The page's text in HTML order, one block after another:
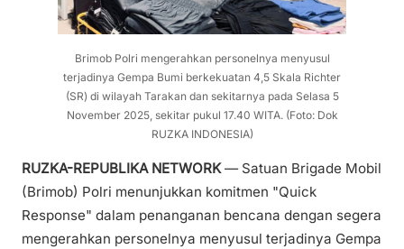
Brimob Polri mengerahkan personelnya menyusul
terjadinya Gempa Bumi berkekuatan 4,5 Skala Richter
(SR) di wilayah Tarakan dan sekitarnya pada Selasa 5
November 2025, sekitar pukul 17.40 WITA. (Foto: Dok
RUZKA INDONESIA)
RUZKA-REPUBLIKA NETWORK— Satuan Brigade Mobil
(Brimob) Polri menunjukkan komitmen "Quick
Response" dalam penanganan bencana dengan segera
mengerahkan personelnya menyusul terjadinya Gempa